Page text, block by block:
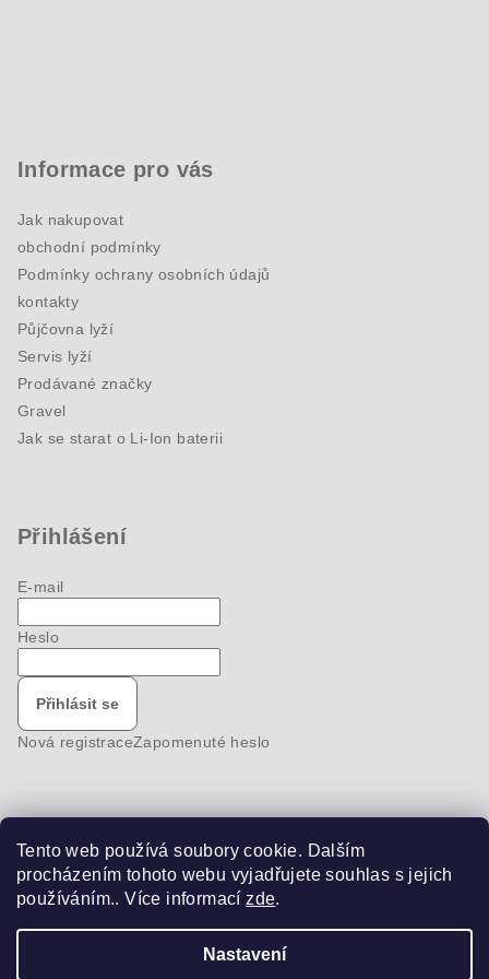
Tento web používá soubory cookie. Dalším
procházením tohoto webu vyjadřujete souhlas s jejich
používáním.. Více informacízde.
Nastavení
Informace pro vás
Jak nakupovat
obchodní podmínky
Podmínky ochrany osobních údajů
kontakty
Půjčovna lyží
Servis lyží
Prodávané značky
Gravel
Jak se starat o Li-Ion baterii
Přihlášení
E-mail
Heslo
Přihlásit se
Nová registraceZapomenuté heslo
Nákupní košík
0ks /0 Kč